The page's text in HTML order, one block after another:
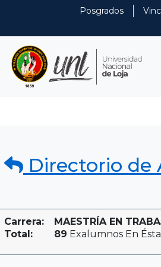
Posgrados
Directorio de
Carrera:
MAESTRÍA EN
Total:
89 Exalumnos En